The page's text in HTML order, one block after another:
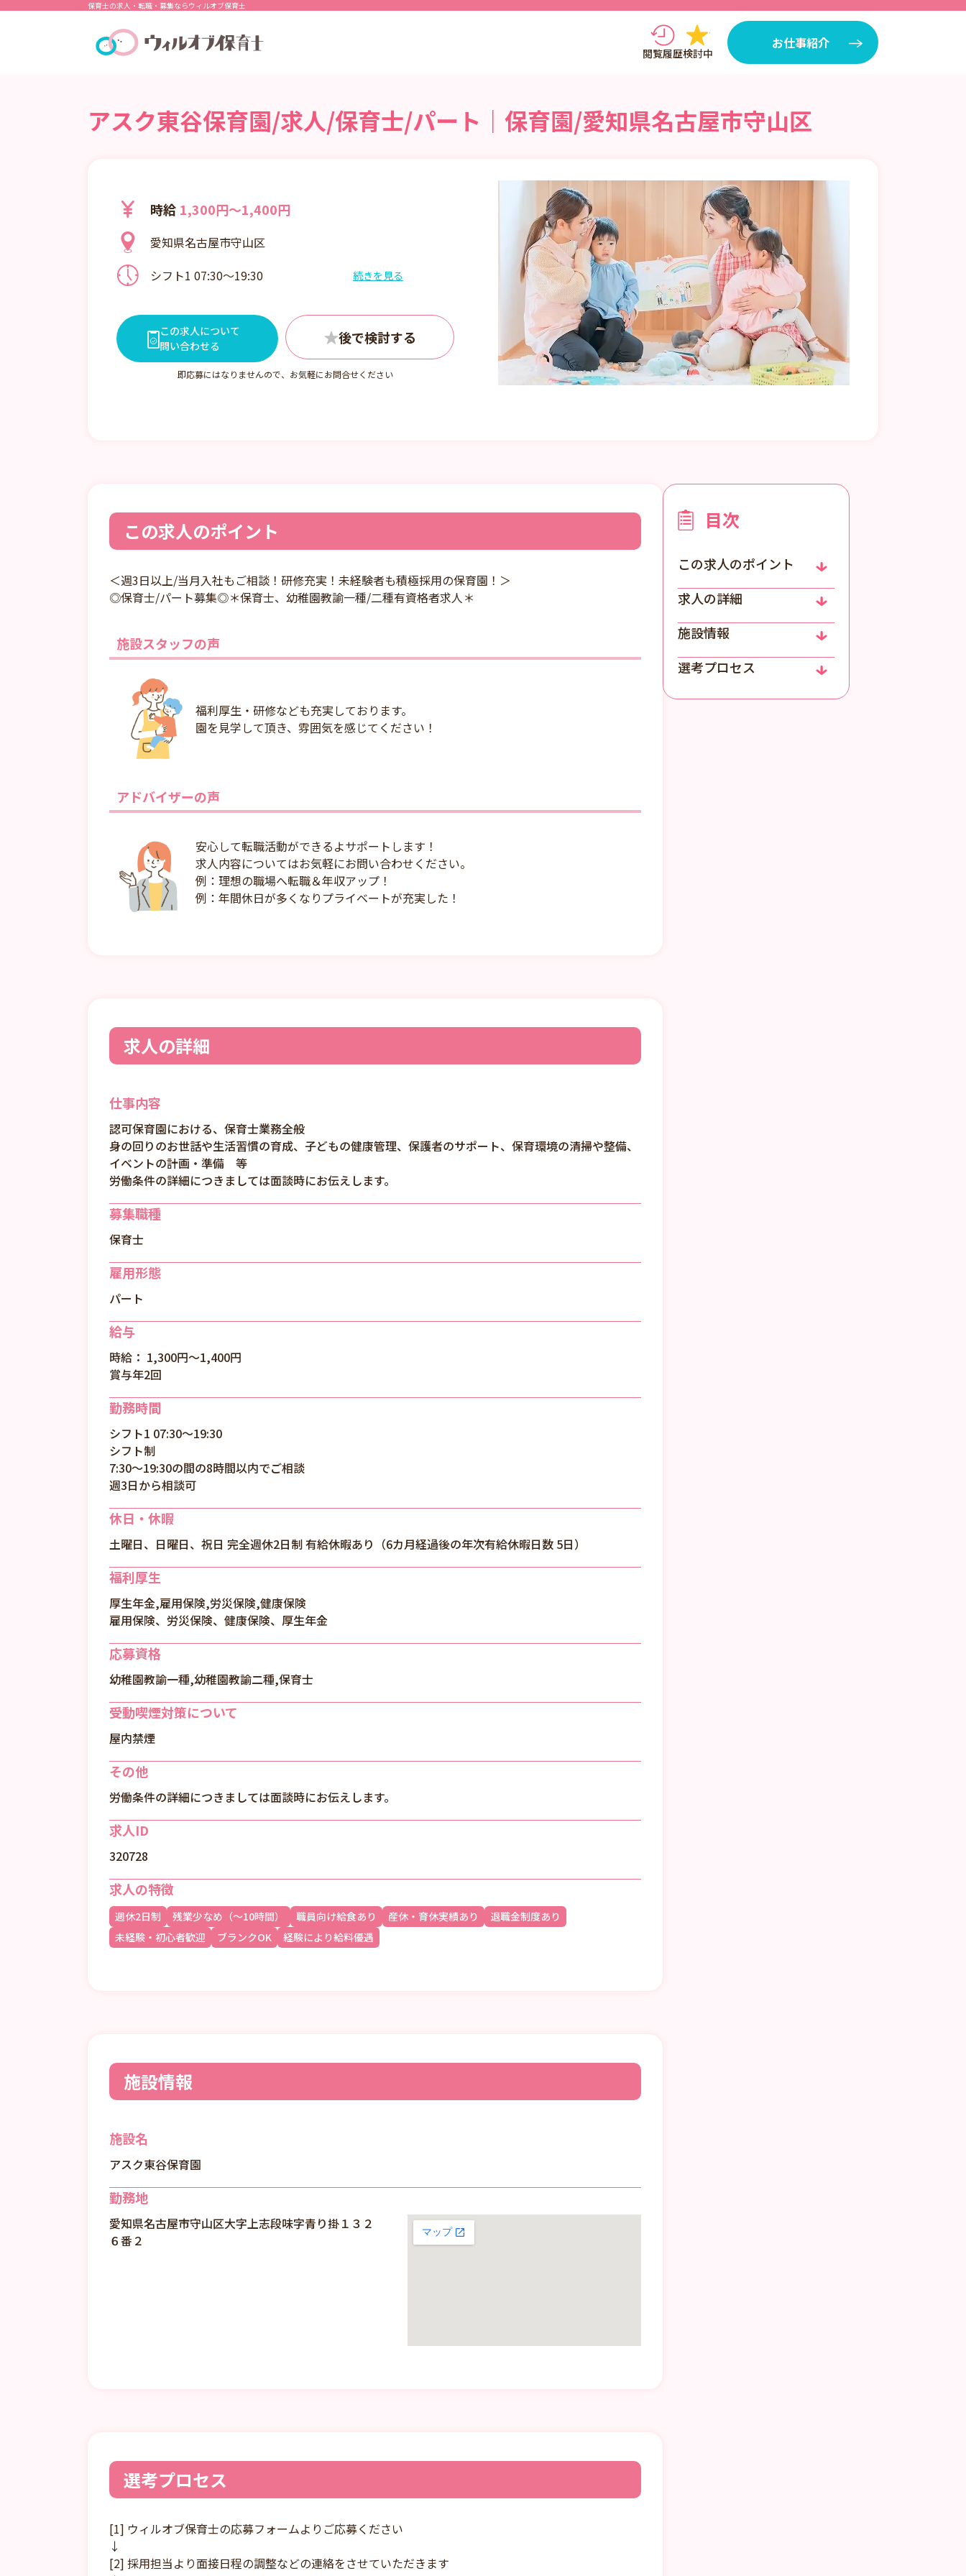
保育士の求人・転職・募集ならウィルオブ保育士
閲覧履歴検討中
お仕事紹介
アスク東谷保育園/求人/保育士/パート｜保育園/愛知県名古屋市守山区
時給 1,300円～1,400円
愛知県名古屋市守山区
シフト1 07:30～19:30
週3日から相談可
続きを見る
この求人について
問い合わせる
即応募にはなりませんので、お気軽にお問合せください
この求人のポイント
＜週3日以上/当月入社もご相談！研修充実！未経験者も積極採用の保育園！＞
◎保育士/パート募集◎＊保育士、幼稚園教諭一種/二種有資格者求人＊
施設スタッフの声
福利厚生・研修なども充実しております。
園を見学して頂き、雰囲気を感じてください！
アドバイザーの声
安心して転職活動ができるよサポートします！
求人内容についてはお気軽にお問い合わせください。
例：理想の職場へ転職＆年収アップ！
例：年間休日が多くなりプライベートが充実した！
求人の詳細
仕事内容
認可保育園における、保育士業務全般
身の回りのお世話や生活習慣の育成、子どもの健康管理、保護者のサポート、保育環境の清掃や整備、
イベントの計画・準備 等
労働条件の詳細につきましては面談時にお伝えします。
募集職種
保育士
雇用形態
パート
給与
時給： 1,300円〜1,400円
賞与年2回
勤務時間
シフト1 07:30～19:30
シフト制
7:30～19:30の間の8時間以内でご相談
週3日から相談可
休日・休暇
土曜日、日曜日、祝日 完全週休2日制 有給休暇あり（6カ月経過後の年次有給休暇日数 5日）
福利厚生
厚生年金,雇用保険,労災保険,健康保険
雇用保険、労災保険、健康保険、厚生年金
応募資格
幼稚園教諭一種,幼稚園教諭二種,保育士
受動喫煙対策について
屋内禁煙
その他
労働条件の詳細につきましては面談時にお伝えします。
求人ID
320728
求人の特徴
週休2日制 残業少なめ（～10時間） 職員向け給食あり 産休・育休実績あり
退職金制度あり
未経験・初心者歓迎
ブランクOK 経験により給料優遇
施設情報
施設名
アスク東谷保育園
勤務地
愛知県名古屋市守山区大字上志段味字青り掛１３２
６番２
選考プロセス
[1] ウィルオブ保育士の応募フォームよりご応募ください
↓
[2] 採用担当より面接日程の調整などの連絡をさせていただきます
目次
この求人のポイント
求人の詳細
施設情報
選考プロセス